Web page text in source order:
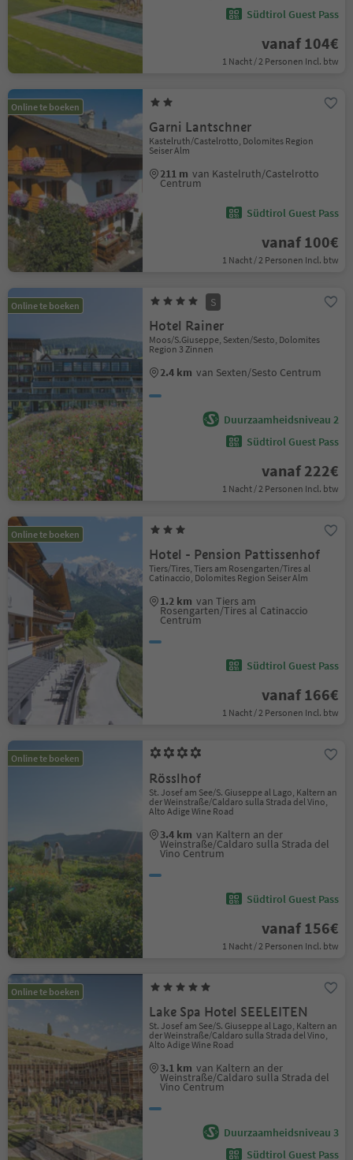
Südtirol Guest Pass
vanaf 104€
1 Nacht / 2 Personen Incl. btw
Online te boeken
Garni Lantschner
Kastelruth/Castelrotto, Dolomites Region
Seiser Alm
211 m van Kastelruth/Castelrotto
Centrum
Südtirol Guest Pass
vanaf 100€
1 Nacht / 2 Personen Incl. btw
Online te boeken S
Hotel Rainer
Moos/S.Giuseppe, Sexten/Sesto, Dolomites
Region 3 Zinnen
2.4 km van Sexten/Sesto Centrum
Duurzaamheidsniveau 2
Südtirol Guest Pass
vanaf 222€
1 Nacht / 2 Personen Incl. btw
Online te boeken
Hotel - Pension Pattissenhof
Tiers/Tires, Tiers am Rosengarten/Tires al
Catinaccio, Dolomites Region Seiser Alm
1.2 km van Tiers am
Rosengarten/Tires al Catinaccio
Centrum
Südtirol Guest Pass
vanaf 166€
1 Nacht / 2 Personen Incl. btw
Online te boeken
Rösslhof
St. Josef am See/S. Giuseppe al Lago, Kaltern an
der Weinstraße/Caldaro sulla Strada del Vino,
Alto Adige Wine Road
3.4 km van Kaltern an der
Weinstraße/Caldaro sulla Strada del
Vino Centrum
Südtirol Guest Pass
vanaf 156€
1 Nacht / 2 Personen Incl. btw
Online te boeken
Lake Spa Hotel SEELEITEN
St. Josef am See/S. Giuseppe al Lago, Kaltern an
der Weinstraße/Caldaro sulla Strada del Vino,
Alto Adige Wine Road
3.1 km van Kaltern an der
Weinstraße/Caldaro sulla Strada del
Vino Centrum
Duurzaamheidsniveau 3
Südtirol Guest Pass